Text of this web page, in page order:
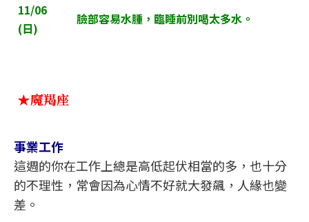
11/06
(日)
臉部容易水腫，臨睡前別喝太多水。
★魔羯座
事業工作
這週的你在工作上總是高低起伏相當的多，也十分
的不理性，常會因為心情不好就大發飆，人緣也變
差。